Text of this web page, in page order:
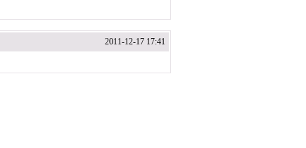
2011-12-17 17:41